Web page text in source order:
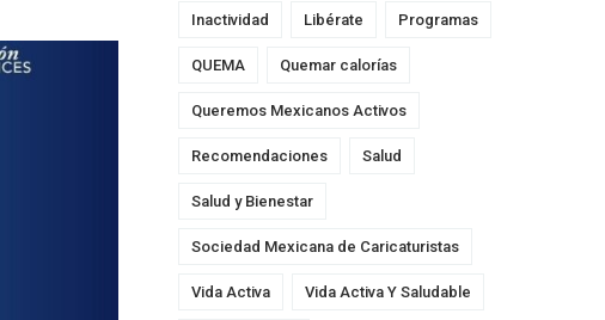
Inactividad Libérate Programas
QUEMA Quemar calorías
Queremos Mexicanos Activos
Recomendaciones Salud
Salud y Bienestar
Sociedad Mexicana de Caricaturistas
Vida Activa Vida Activa Y Saludable